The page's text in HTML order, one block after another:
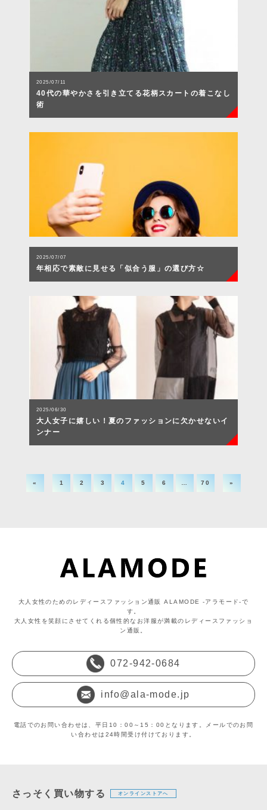
2025/07/11
40代の華やかさを引き立てる花柄スカートの着こなし
術
2025/07/07
年相応で素敵に見せる「似合う服」の選び方☆
2025/06/30
大人女子に嬉しい！夏のファッションに欠かせないイ
ンナー
« 1 2 3 4 5 6 70 »
大人女性のためのレディースファッション通販 ALAMODE -アラモード-で
す。
大人女性を笑顔にさせてくれる個性的なお洋服が満載のレディースファッショ
ン通販。
072-942-0684
info@ala-mode.jp
電話でのお問い合わせは、平日10：00～15：00となります。メールでのお問
い合わせは24時間受け付けております。
さっそく買い物する オンラインストアへ